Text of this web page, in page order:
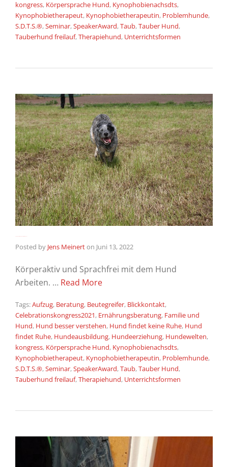
kongress, Körpersprache Hund, Kynophobienachsdts,
Kynophobietherapeut, Kynophobietherapeutin, Problemhunde,
S.D.T.S.®,Seminar,SpeakerAward,Taub,Tauber Hund,
Tauberhund freilauf,Therapiehund, Unterrichtsformen
Posted by Jens Meinerton Juni 13, 2022
Körperaktiv und Sprachfrei mit dem Hund
Arbeiten. … Read More
Tags:Aufzug, Beratung, Beutegreifer, Blickkontakt,
Celebrationskongress2021, Ernährungsberatung, Familie und
Hund, Hund besser verstehen, Hund findet keine Ruhe, Hund
findet Ruhe, Hundeausbildung, Hundeerziehung, Hundewelten,
kongress, Körpersprache Hund, Kynophobienachsdts,
Kynophobietherapeut, Kynophobietherapeutin, Problemhunde,
S.D.T.S.®,Seminar,SpeakerAward,Taub,Tauber Hund,
Tauberhund freilauf,Therapiehund, Unterrichtsformen